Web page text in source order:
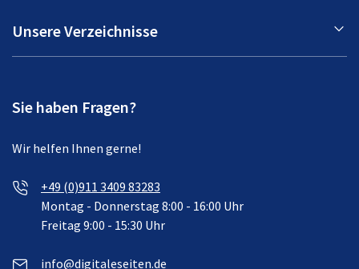
Unsere Verzeichnisse
Sie haben Fragen?
Wir helfen Ihnen gerne!
+49 (0)911 3409 83283
Montag - Donnerstag 8:00 - 16:00 Uhr
Freitag 9:00 - 15:30 Uhr
info@digitaleseiten.de